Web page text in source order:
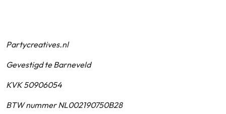
Partycreatives.nl
Gevestigd te Barneveld
KVK 50906054
BTW nummer NL002190750B28